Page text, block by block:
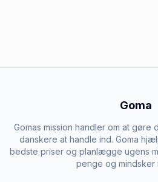
Goma
Gomas mission handler om at
danskere at handle ind. Goma
bedste priser og planlægge ugens
penge og mindsker